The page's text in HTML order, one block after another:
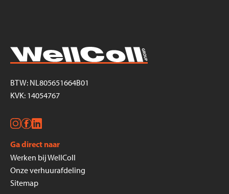
BTW: NL805651664B01
KVK: 14054767
Ga direct naar
Werken bij WellColl
Onze verhuurafdeling
Sitemap